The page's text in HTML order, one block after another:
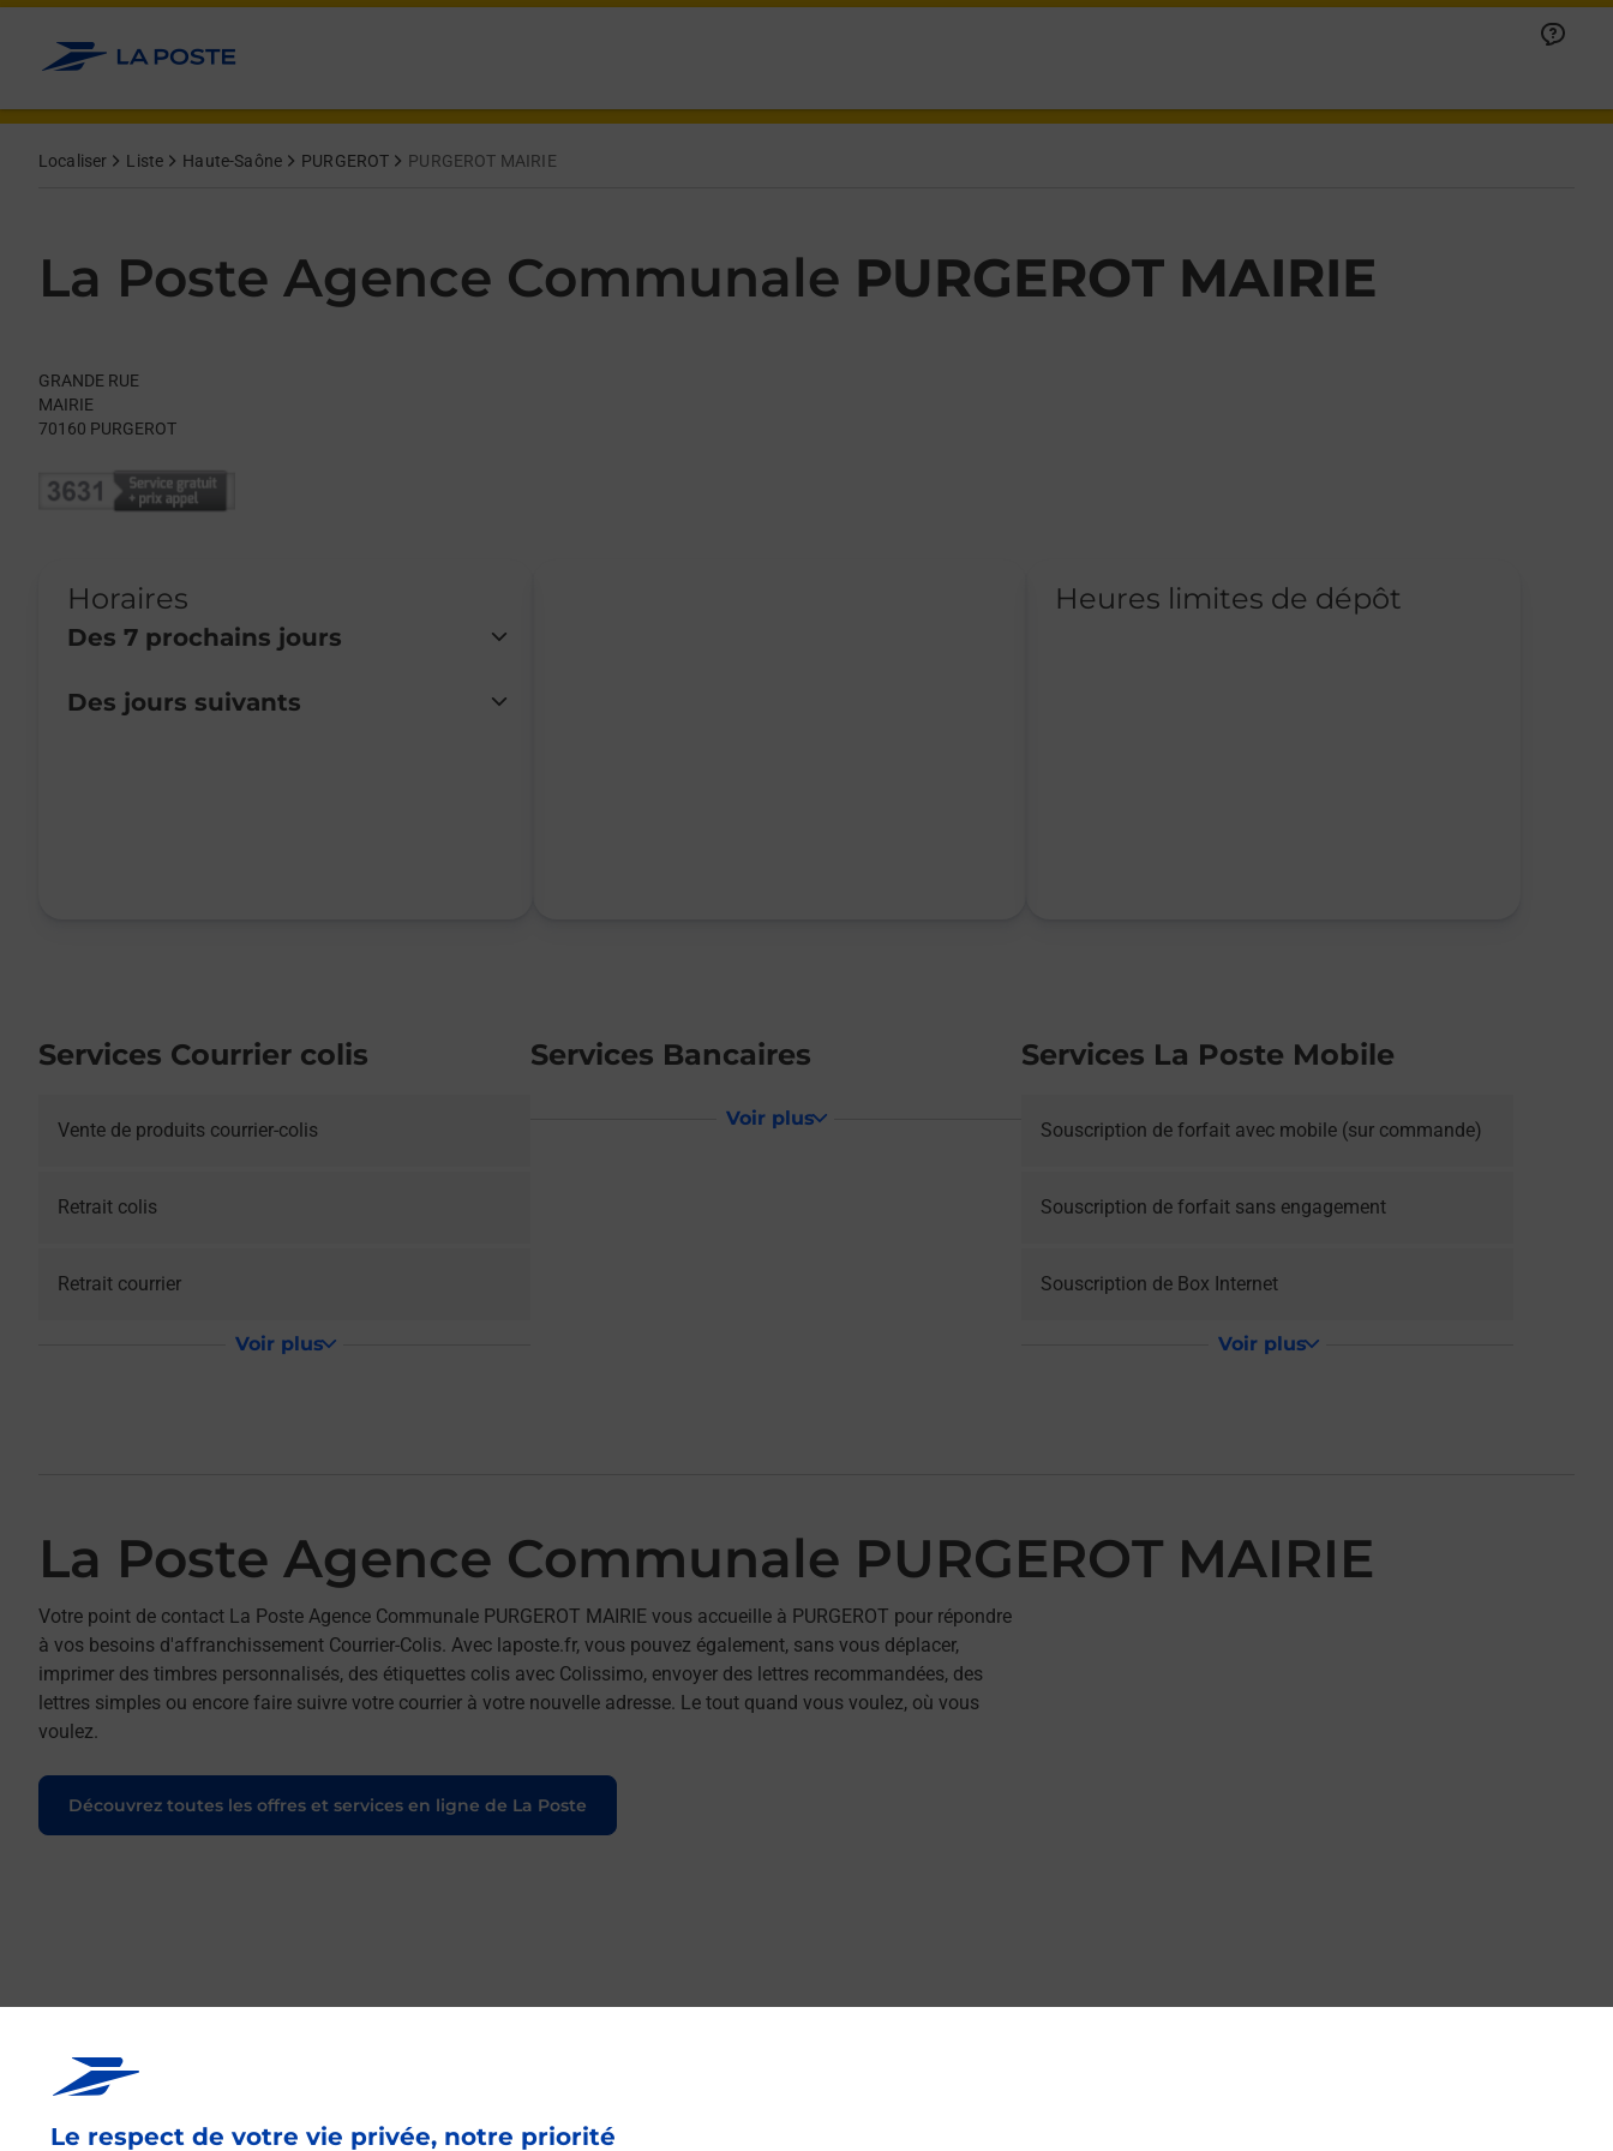
Le respect de votre vie privée, notre priorité
Allez au contenu
Localiser Liste Haute-Saône PURGEROT PURGEROT MAIRIE
La Poste Agence Communale PURGEROT MAIRIE
GRANDE RUE
MAIRIE
70160 PURGEROT
Horaires
Des 7 prochains jours
Day of the WeekHours
Lundi
Fermé
Des jours suivants
Heures limites de dépôt
Services Courrier colis
Vente de produits courrier-colis
Retrait colis
Retrait courrier
Voir plus
Services Bancaires
Voir plus
Services La Poste Mobile
Souscription de forfait avec mobile (sur commande)
Souscription de forfait sans engagement
Souscription de Box Internet
Voir plus
La Poste Agence Communale PURGEROT MAIRIE
Votre point de contact La Poste Agence Communale PURGEROT MAIRIE vous accueille à PURGEROT pour répondre
à vos besoins d'affranchissement Courrier-Colis. Avec laposte.fr, vous pouvez également, sans vous déplacer,
imprimer des timbres personnalisés, des étiquettes colis avec Colissimo, envoyer des lettres recommandées, des
lettres simples ou encore faire suivre votre courrier à votre nouvelle adresse. Le tout quand vous voulez, où vous
voulez.
Découvrez toutes les offres et services en ligne de La Poste
Get directions to La Poste Agence Communale at GRANDE RUE PURGEROT,
lien s'ouvre dans un nouvel onglet